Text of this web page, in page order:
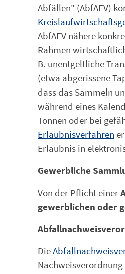
Abfällen" (AbfAEV)
AbfAEV nähere
Rahmen
B. unentgeltliche
(etwa abgerissene
dass das Sammeln
während eines
Tonnen oder bei
Erlaubnisverfahren
Erlaubnis in
Gewerbliche
Von der Pflicht einer
gewerblichen oder
Die